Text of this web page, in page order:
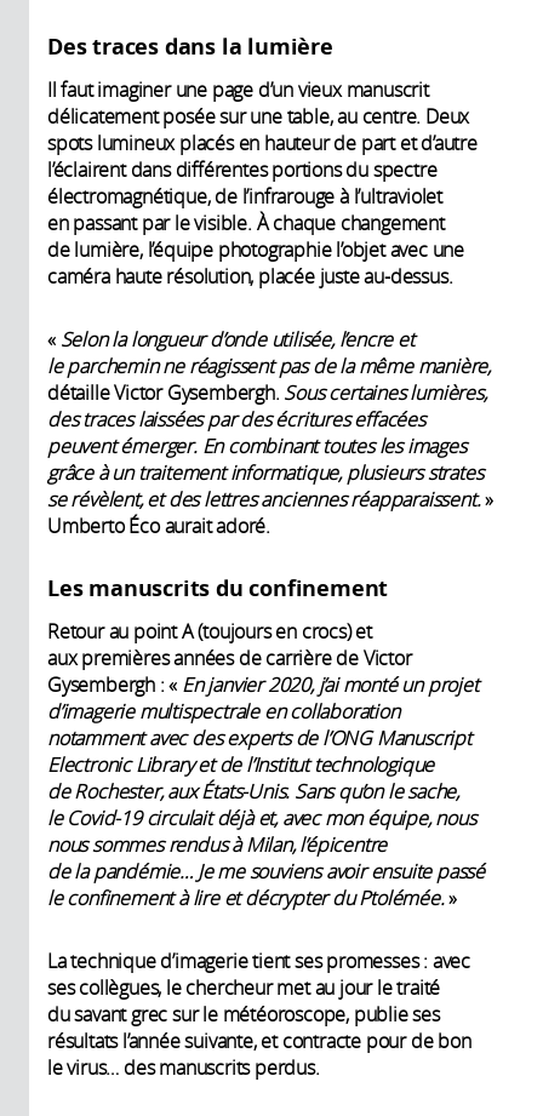
Des traces dans la lumière
Il faut imaginer une page d’un vieux manuscrit
délicatement posée sur une table, au centre. Deux
spots lumineux placés en hauteur de part et d’autre
l’éclairent dans différentes portions du spectre
électromagnétique, de l’infrarouge à l’ultraviolet
en passant par le visible. À chaque changement
de lumière, l’équipe photographie l’objet avec une
caméra haute résolution, placée juste au-dessus.
«Selon la longueur d’onde utilisée, l’encre et
le parchemin ne réagissent pas de la même manière,
détaille Victor Gysembergh. Sous certaines lumières,
des traces laissées par des écritures effacées
peuvent émerger. En combinant toutes les images
grâce à un traitement informatique, plusieurs strates
se révèlent, et des lettres anciennes réapparaissent.»
Umberto Éco aurait adoré.
Les manuscrits du confinement
Retour au point A (toujours en crocs) et
aux premières années de carrière de Victor
Gysembergh : « En janvier 2020, j’ai monté un projet
d’imagerie multispectrale en collaboration
notamment avec des experts de l’ONG Manuscript
Electronic Library et de l’Institut technologique
de Rochester, aux États-Unis. Sans qu’on le sache,
le Covid-19 circulait déjà et, avec mon équipe, nous
nous sommes rendus à Milan, l’épicentre
de la pandémie… Je me souviens avoir ensuite passé
le confinement à lire et décrypter du Ptolémée.»
La technique d’imagerie tient ses promesses : avec
ses collègues, le chercheur met au jour le traité
du savant grec sur le météoroscope, publie ses
résultats l’année suivante, et contracte pour de bon
le virus… des manuscrits perdus.